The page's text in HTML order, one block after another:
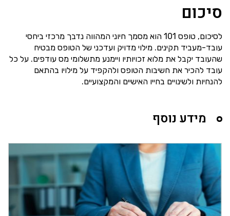
סיכום
לסיכום, טופס 101 הוא מסמך חיוני המהווה נדבך מרכזי ביחסי
עובד-מעביד תקינים. מילוי מדויק ועדכני של הטופס מבטיח
שהעובד יקבל את מלוא זכויותיו ויימנע מתשלומי מס עודפים. על כל
עובד להכיר את חשיבות הטופס ולהקפיד על מילויו בהתאם
להנחיות ולשינויים בחייו האישיים והמקצועיים.
מידע נוסף